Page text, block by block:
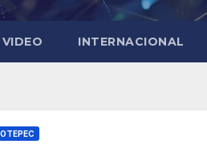
VIDEO INTERNACIONAL